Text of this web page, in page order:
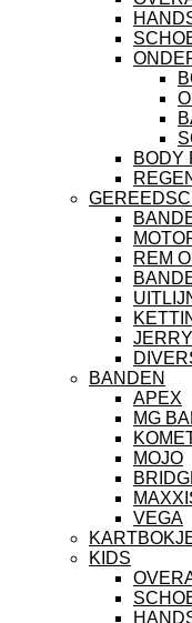
BODY
REM
BANDEN
APEX
MG
MOJO
VEGA
KIDS